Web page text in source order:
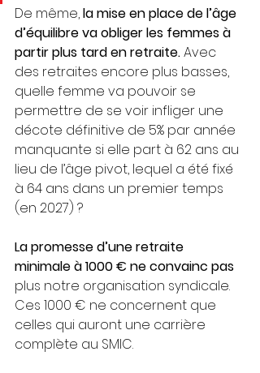
De même, la mise en place de l’âge
d’équilibre va obliger les femmes à
partir plus tard en retraite. Avec
des retraites encore plus basses,
quelle femme va pouvoir se
permettre de se voir infliger une
décote définitive de 5% par année
manquante si elle part à 62 ans au
lieu de l’âge pivot, lequel a été fixé
à 64 ans dans un premier temps
(en 2027) ?
La promesse d’une retraite
minimale à 1000 € ne convainc pas
plus notre organisation syndicale.
Ces 1000 € ne concernent que
celles qui auront une carrière
complète au SMIC.